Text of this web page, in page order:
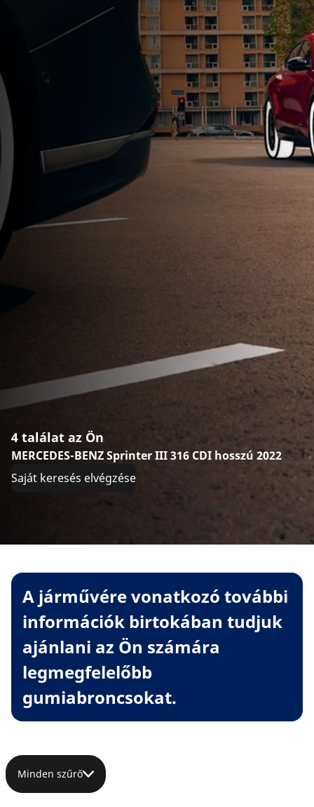
4 találat az Ön
MERCEDES-BENZ Sprinter III 316 CDI hosszú 2022
Saját keresés elvégzése
A járművére vonatkozó további
információk birtokában tudjuk
ajánlani az Ön számára
legmegfelelőbb
gumiabroncsokat.
Minden szűrő